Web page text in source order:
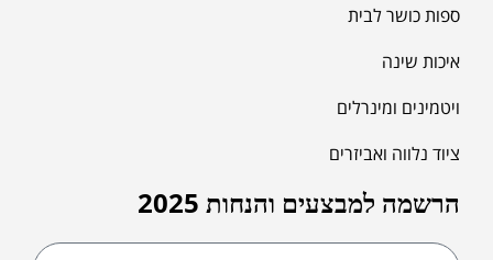
ספות כושר לבית
איכות שינה
ויטמינים ומינרלים
ציוד נלווה ואביזרים
הרשמה למבצעים והנחות 2025